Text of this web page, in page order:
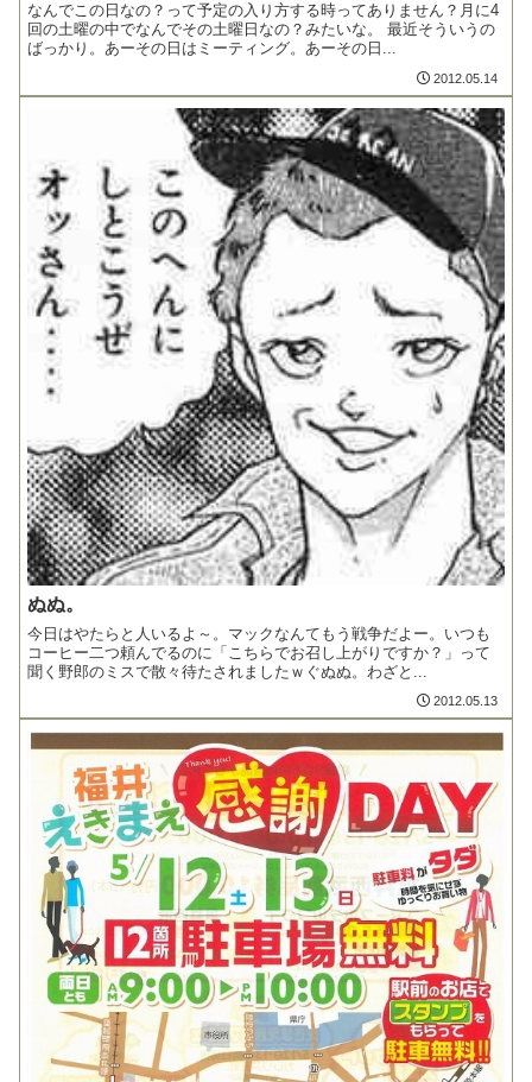
なんでこの日なの？って予定の入り方する時ってありません？月に4
回の土曜の中でなんでその土曜日なの？みたいな。 最近そういうの
ばっかり。あーその日はミーティング。あーその日...
2012.05.14
ぬぬ。
今日はやたらと人いるよ～。マックなんてもう戦争だよー。いつも
コーヒー二つ頼んでるのに「こちらでお召し上がりですか？」って
聞く野郎のミスで散々待たされましたｗぐぬぬ。わざと...
2012.05.13